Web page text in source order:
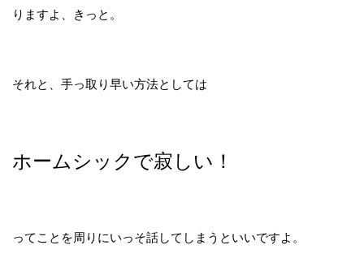
りますよ、きっと。
それと、手っ取り早い方法としては
ホームシックで寂しい！
ってことを周りにいっそ話してしまうといいですよ。